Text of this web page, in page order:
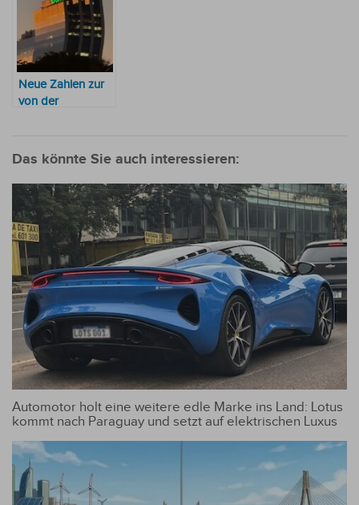
Trend
Neue Zahlen zur
von der
Das könnte Sie auch interessieren:
Automotor holt eine weitere edle Marke ins Land: Lotus
kommt nach Paraguay und setzt auf elektrischen Luxus